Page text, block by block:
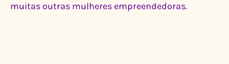
muitas outras mulheres empreendedoras.